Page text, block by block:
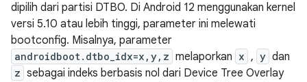
dipilih dari partisi DTBO. Di Android 12 menggunakan kernel
versi 5.10 atau lebih tinggi, parameter ini melewati
bootconfig. Misalnya, parameter
androidboot.dtbo_idx=x,y,z melaporkan x , y dan
z sebagai indeks berbasis nol dari Device Tree Overlay